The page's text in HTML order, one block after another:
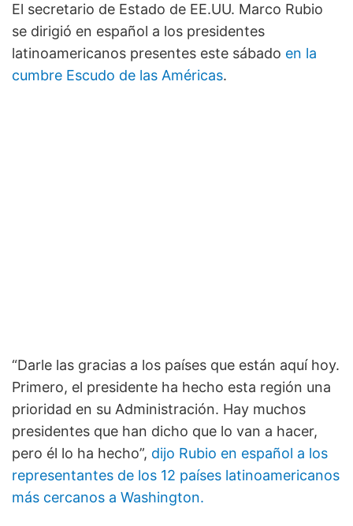
El secretario de Estado de EE.UU. Marco Rubio
se dirigió en español a los presidentes
latinoamericanos presentes este sábado en la
cumbre Escudo de las Américas.
“Darle las gracias a los países que están aquí hoy.
Primero, el presidente ha hecho esta región una
prioridad en su Administración. Hay muchos
presidentes que han dicho que lo van a hacer,
pero él lo ha hecho”, dijo Rubio en español a los
representantes de los 12 países latinoamericanos
más cercanos a Washington.